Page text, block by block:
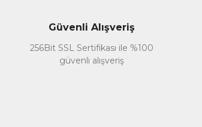
Güvenli Alışveriş
256Bit SSL Sertifikası ile %100
güvenli alışveriş